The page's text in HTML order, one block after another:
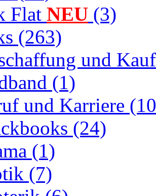
Flat NEU (3)
(263)
und
(1)
und Karriere
(24)
(1)
(7)